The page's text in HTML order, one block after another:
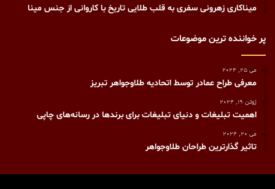
میناکاری زهرونی سفری به قلب طلایی تاریخ با کاروانی از جنس مینا
پر خواننده ترین موضوعات
می 25, 2024
معرفی طراح عمادر توسط اتحادیه طلاوجواهر تبریز
ژوئن 19, 2024
اهمیت تبلیغات و دنیای تبلیغات برای برندها در رسانه‌های چاپی
می 20, 2024
تاثیر گذارترین طراحان طلاوجواهر